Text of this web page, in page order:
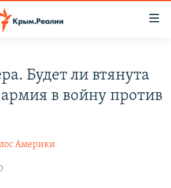
11 ИСТОРИЙ СОПРОТИВЛЕНИЯ
Будет ли втянута
армия в войну против
Америки